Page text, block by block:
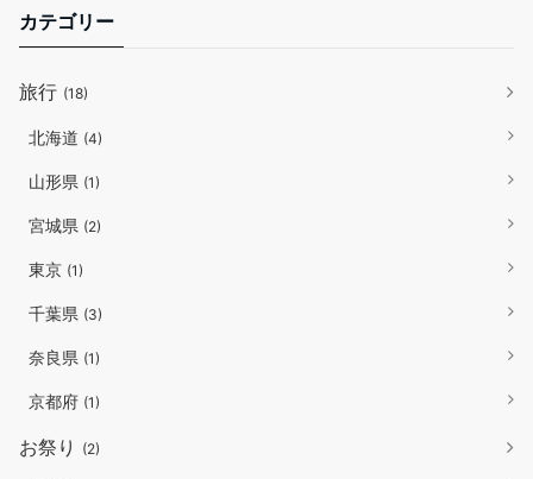
カテゴリー
旅行 (18)
北海道 (4)
山形県 (1)
宮城県 (2)
東京 (1)
千葉県 (3)
奈良県 (1)
京都府 (1)
お祭り (2)